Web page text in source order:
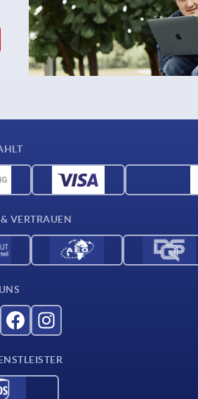
VERTRAUEN